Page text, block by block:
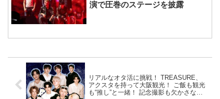
演で圧巻のステージを披露
リアルなオタ活に挑戦！ TREASURE、
アクスタを持って大阪観光！ ご飯も観光
も“推し”と一緒！ 記念撮影も欠かさな